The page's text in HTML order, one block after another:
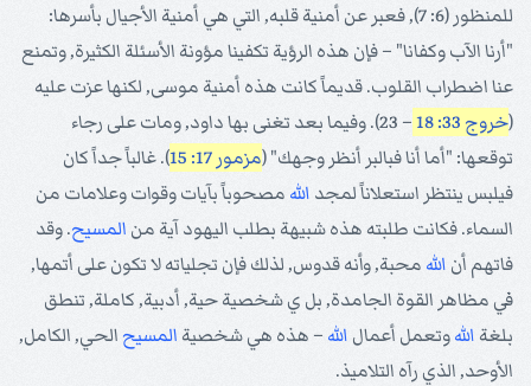
للمنظور (6: 7), فعبر عن أمنية قلبه, التي هي أمنية الأجيال بأسرها:
"أرنا الآب وكفانا" – فإن هذه الرؤية تكفينا مؤونة الأسئلة الكثيرة, وتمنع
عنا اضطراب القلوب. قديماً كانت هذه أمنية موسى, لكنها عزت عليه
(خروج 33: 18
– 23). وفيما بعد تغنى بها داود, ومات على رجاء
توقعها: "أما أنا فبالبر أنظر وجهك" (مزمور 17: 15
). غالباً جداً كان
فيلبس ينتظر استعلاناً لمجد الله مصحوباً بآيات وقوات وعلامات من
السماء. فكانت طلبته هذه شبيهة بطلب اليهود آية من المسيح. وقد
فاتهم أن الله محبة, وأنه قدوس, لذلك فإن تجلياته لا تكون على أتمها,
في مظاهر القوة الجامدة, بل ي شخصية حية, أدبية, كاملة, تنطق
بلغة اللهوتعمل أعمال الله – هذه هي شخصية المسيح الحي, الكامل,
الأوحد, الذي رآه التلاميذ.